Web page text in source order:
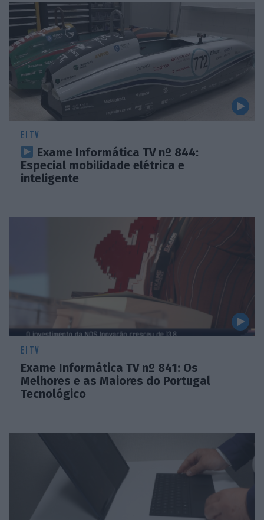
EI TV
Exame Informática TV nº 844:
Especial mobilidade elétrica e
inteligente
EI TV
Exame Informática TV nº 841: Os
Melhores e as Maiores do Portugal
Tecnológico